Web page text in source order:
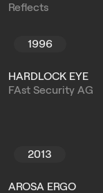
Reflects
1996
HARDLOCK EYE
FAst Security AG
2013
AROSA ERGO